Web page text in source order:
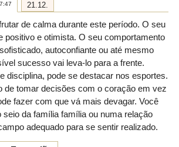
21.12.
de calma durante este período. O seu
positivo e otimista. O seu comportamento
autoconfiante ou até mesmo
sucesso vai leva-lo para a frente.
disciplina, pode se destacar nos esportes.
de tomar decisões com o coração em vez
fazer com que vá mais devagar. Você
da família família ou numa relação
adequado para se sentir realizado.